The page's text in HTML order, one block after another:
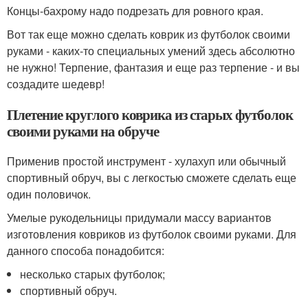
Концы-бахрому надо подрезать для ровного края.
Вот так еще можно сделать коврик из футболок своими
руками - каких-то специальных умений здесь абсолютно
не нужно! Терпение, фантазия и еще раз терпение - и вы
создадите шедевр!
Плетение круглого коврика из старых футболок
своими руками на обруче
Применив простой инструмент - хулахуп или обычный
спортивный обруч, вы с легкостью сможете сделать еще
один половичок.
Умелые рукодельницы придумали массу вариантов
изготовления ковриков из футболок своими руками. Для
данного способа понадобится:
несколько старых футболок;
спортивный обруч.